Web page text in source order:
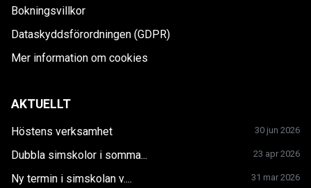
Bokningsvillkor
Dataskyddsförordningen (GDPR)
Mer information om cookies
AKTUELLT
Höstens verksamhet 30 jun 2026
Dubbla simskolor i somma... 23 apr 2026
Ny termin i simskolan v.... 31 mar 2026